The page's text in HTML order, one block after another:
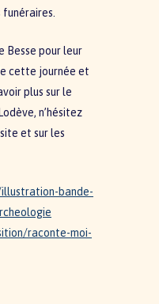
funéraires.
Besse pour leur
cette journée et
plus sur le
n’hésitez
et sur les
bande-
raconte-moi-